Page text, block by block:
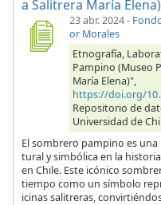
a Salitrera María Elena)
23 abr. 2024-
or Morales
Etnografía,
Pampino (Museo
María Elena)",
https://doi.org/
Repositorio de
Universidad de
El sombrero pampino es
tural y simbólica en la
en Chile. Este icónico
tiempo como un símbolo
icinas salitreras,